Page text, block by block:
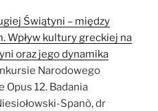
Świątyni – między
Wpływ kultury greckiej na
oraz jego dynamika
Narodowego
12. Badania
Spanò, dr